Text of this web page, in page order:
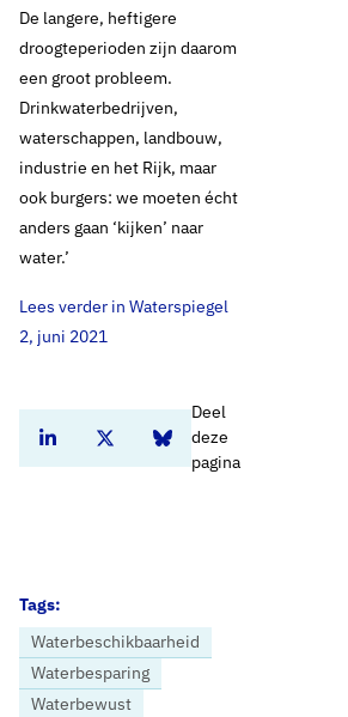
Home Nieuws
De langere, heftigere
droogteperioden zijn daarom
een groot probleem.
Drinkwaterbedrijven,
waterschappen, landbouw,
industrie en het Rijk, maar
ook burgers: we moeten écht
anders gaan ‘kijken’ naar
water.’
Lees verder in Waterspiegel
2, juni 2021
Deel
deze
pagina
Deel dit artikel op Linkedin
Deel dit artikel op Twitter
Deel dit artikel op Bluesky
Tags:
Waterbeschikbaarheid
Waterbesparing
Waterbewust